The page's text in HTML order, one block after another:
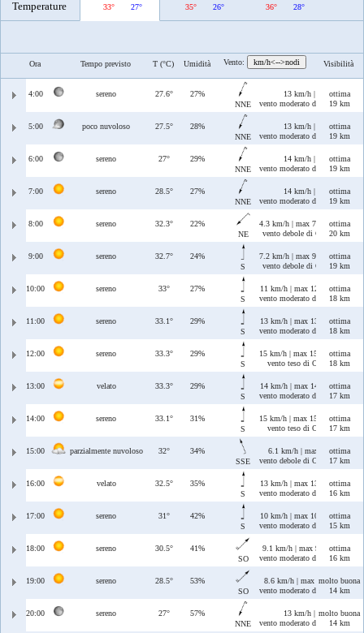
Temperature 33° 27° 35° 26° 36° 28°
Ora Tempo previsto T (°C) Umidità Vento: km/h<-->nodi Visibilità
4:00 sereno 27.6°
27%
NNE
13 km/h | max 13 km/h
vento moderato di Tramontana/
ottima
19 km
5:00 poco nuvoloso 27.5°
28%
NNE
13 km/h | max 13 km/h
vento moderato di Tramontana/
ottima
19 km
6:00 sereno 27°
29%
NNE
14 km/h | max 14 km/h
vento moderato di Tramontana/
ottima
19 km
7:00 sereno 28.5°
27%
NNE
14 km/h | max 15 km/h
vento moderato di Tramontana/
ottima
19 km
8:00 sereno 32.3°
22%
NE
4.3 km/h | max 7.7 km/h
vento debole di Grecale
ottima
20 km
9:00 sereno 32.7°
24%
S
7.2 km/h | max 9 km/h
vento debole di Ostro
ottima
19 km
10:00 sereno 33°
27%
S
11 km/h | max 12 km/h
vento moderato di Ostro
ottima
18 km
11:00 sereno 33.1°
29%
S
13 km/h | max 13 km/h
vento moderato di Ostro
ottima
18 km
12:00 sereno 33.3°
29%
S
15 km/h | max 15 km/h
vento teso di Ostro
ottima
18 km
13:00 velato 33.3°
29%
S
14 km/h | max 14 km/h
vento moderato di Ostro
ottima
17 km
14:00 sereno 33.1°
31%
S
15 km/h | max 15 km/h
vento teso di Ostro
ottima
17 km
15:00 parzialmente nuvoloso 32°
34%
SSE
6.1 km/h | max 9.3 km/h
vento debole di Ostro/Scirocco
ottima
17 km
16:00 velato 32.5°
35%
S
13 km/h | max 13 km/h
vento moderato di Ostro
ottima
16 km
17:00 sereno 31°
42%
S
10 km/h | max 10 km/h
vento moderato di Ostro
ottima
15 km
18:00 sereno 30.5°
41%
SO
9.1 km/h | max 9.2 km/h
vento moderato di Libeccio
ottima
16 km
19:00 sereno 28.5°
53%
SO
8.6 km/h | max 10 km/h
vento moderato di Libeccio
molto buona
14 km
20:00 sereno 27°
57%
NNE
13 km/h | max 17 km/h
vento moderato di Tramontana/
molto buona
14 km